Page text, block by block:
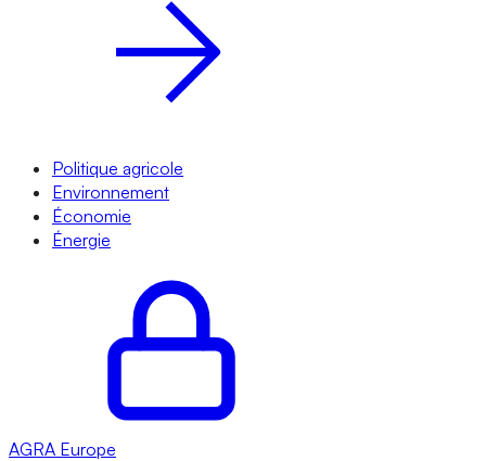
Politique agricole
Environnement
Économie
Énergie
AGRA Europe